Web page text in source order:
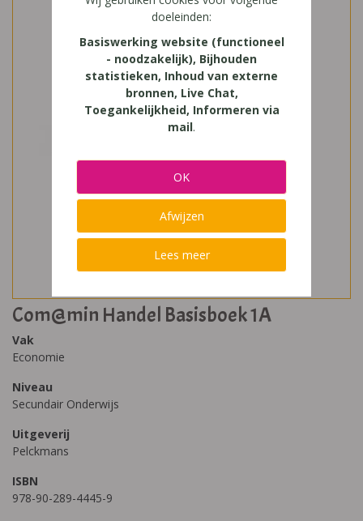
Com@min Handel Basisboek 1A
Vak
Economie
Niveau
Secundair Onderwijs
Uitgeverij
Pelckmans
ISBN
978-90-289-4445-9
doeleinden:
Basiswerking website (functioneel
- noodzakelijk), Bijhouden
statistieken, Inhoud van externe
bronnen, Live Chat,
Toegankelijkheid, Informeren via
mail.
OK
Afwijzen
Lees meer